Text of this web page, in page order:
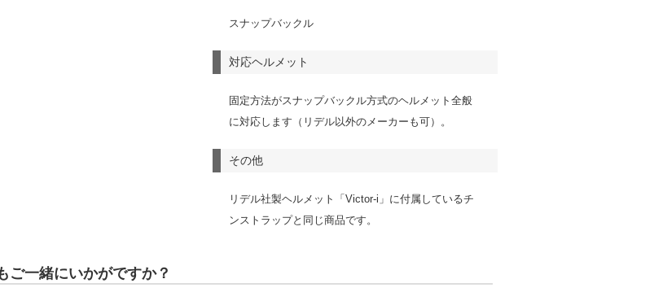
スナップバックル
対応ヘルメット
固定方法がスナップバックル方式のヘルメット全般
に対応します（リデル以外のメーカーも可）。
その他
リデル社製ヘルメット「Victor-i」に付属しているチ
ンストラップと同じ商品です。
ご一緒にいかがですか？